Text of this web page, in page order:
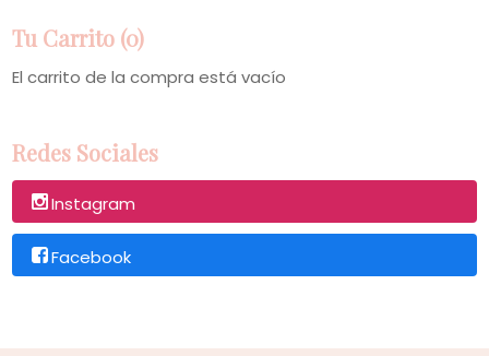
Tu Carrito (0)
El carrito de la compra está vacío
Redes Sociales
Instagram
Facebook